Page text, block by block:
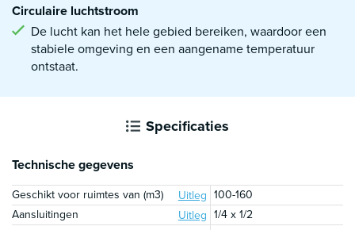
Circulaire luchtstroom
De lucht kan het hele gebied bereiken, waardoor een
stabiele omgeving en een aangename temperatuur
ontstaat.
Specificaties
Technische gegevens
Geschikt voor ruimtes van (m3) Uitleg 100-160
Aansluitingen
Uitleg 1/4 x 1/2